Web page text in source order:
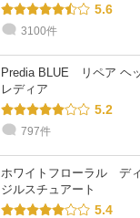
5.6
3100件
Predia BLUE リペア ヘ
レディア
5.2
797件
ホワイトフローラル デ
ジルスチュアート
5.4